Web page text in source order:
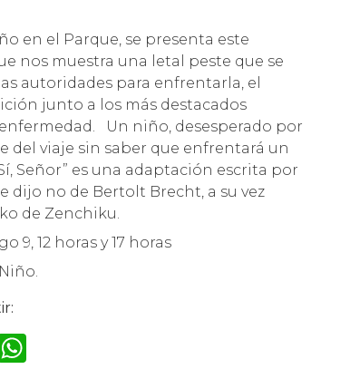
en el Parque, se presenta este
nos muestra una letal peste que se
autoridades para enfrentarla, el
junto a los más destacados
Un niño, desesperado por
del viaje sin saber que enfrentará un
Señor” es una adaptación escrita por
dijo no de Bertolt Brecht, a su vez
de Zenchiku.
9, 12 horas y 17 horas
W